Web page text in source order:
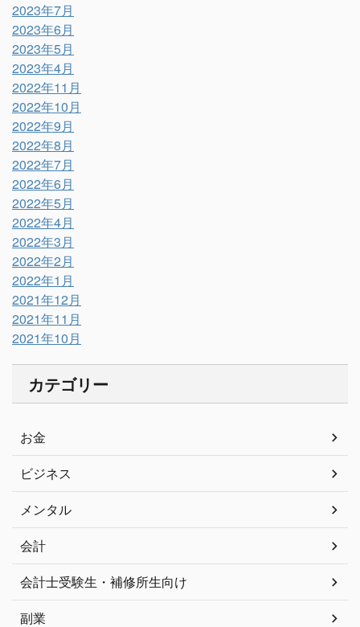
2023年7月
2023年6月
2023年5月
2023年4月
2022年11月
2022年10月
2022年9月
2022年8月
2022年7月
2022年6月
2022年5月
2022年4月
2022年3月
2022年2月
2022年1月
2021年12月
2021年11月
2021年10月
カテゴリー
お金
ビジネス
メンタル
会計
会計士受験生・補修所生向け
副業